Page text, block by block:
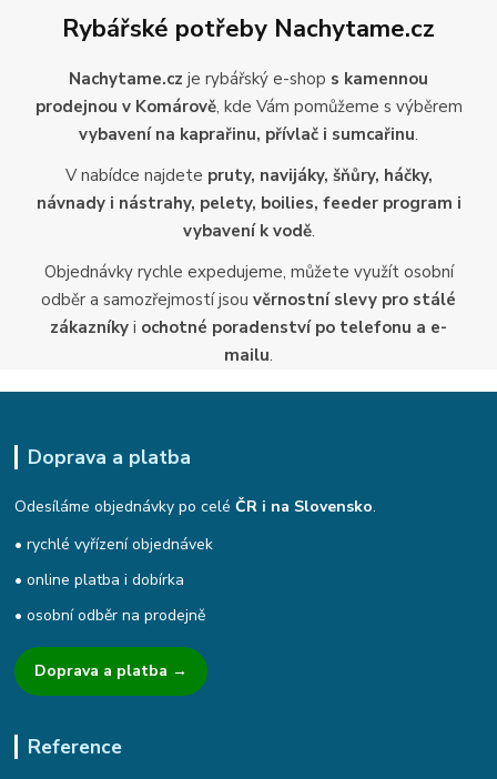
Rybářské potřeby Nachytame.cz
Nachytame.cz je rybářský e-shop s kamennou
prodejnou v Komárově, kde Vám pomůžeme s výběrem
vybavení na kaprařinu, přívlač i sumcařinu.
V nabídce najdete pruty, navijáky, šňůry, háčky,
návnady i nástrahy, pelety, boilies, feeder program i
vybavení k vodě.
Objednávky rychle expedujeme, můžete využít osobní
odběr a samozřejmostí jsou věrnostní slevy pro stálé
zákazníky i ochotné poradenství po telefonu a e-
mailu.
Doprava a platba
Odesíláme objednávky po celéČR i na Slovensko.
• rychlé vyřízení objednávek
• online platba i dobírka
• osobní odběr na prodejně
Doprava a platba →
Reference